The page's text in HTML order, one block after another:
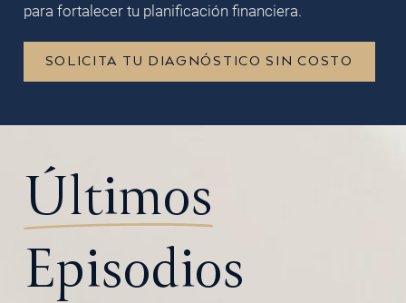
para fortalecer tu planificación financiera.
SOLICITA TU DIAGNÓSTICO SIN COSTO
Últimos
Episodios